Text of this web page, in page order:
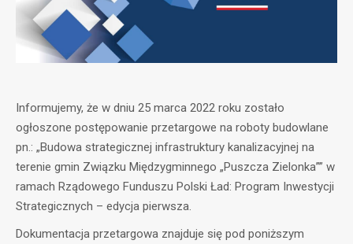
Informujemy, że w dniu 25 marca 2022 roku zostało
ogłoszone postępowanie przetargowe na roboty budowlane
pn.: „Budowa strategicznej infrastruktury kanalizacyjnej na
terenie gmin Związku Międzygminnego „Puszcza Zielonka”” w
ramach Rządowego Funduszu Polski Ład: Program Inwestycji
Strategicznych – edycja pierwsza.
Dokumentacja przetargowa znajduje się pod poniższym